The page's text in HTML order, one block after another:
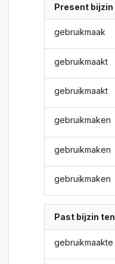
Present
gebruikmaak
gebruikmaakt
gebruikmaakt
gebruikmaken
gebruikmaken
gebruikmaken
Past bijzin
gebruikmaakte